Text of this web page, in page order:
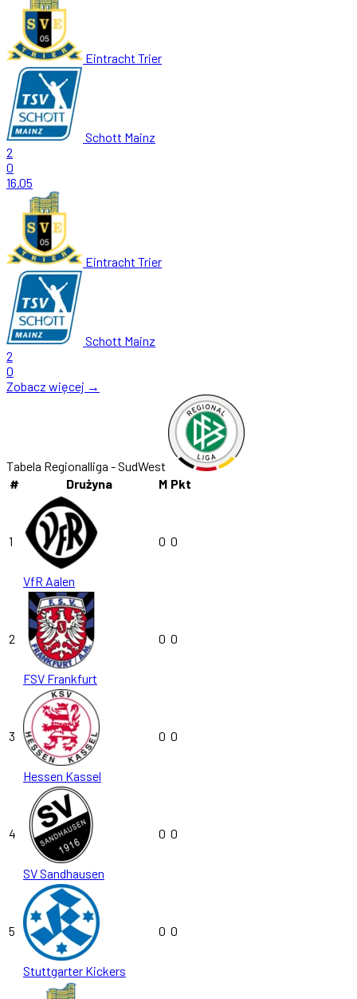
Eintracht Trier
Schott Mainz
2
0
16.05
Eintracht Trier
Schott Mainz
2
0
Zobacz więcej →
Tabela Regionalliga - SudWest
#
Drużyna M Pkt
1
VfR Aalen
0 0
2
FSV Frankfurt
0 0
3
Hessen Kassel
0 0
4
SV Sandhausen
0 0
5
Stuttgarter Kickers
0 0